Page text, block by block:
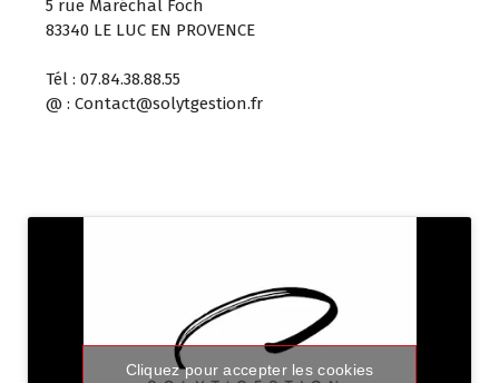
5 rue Maréchal Foch
83340 LE LUC EN PROVENCE
Tél : 07.84.38.88.55
@ : Contact@solytgestion.fr
Cliquez pour accepter les cookies